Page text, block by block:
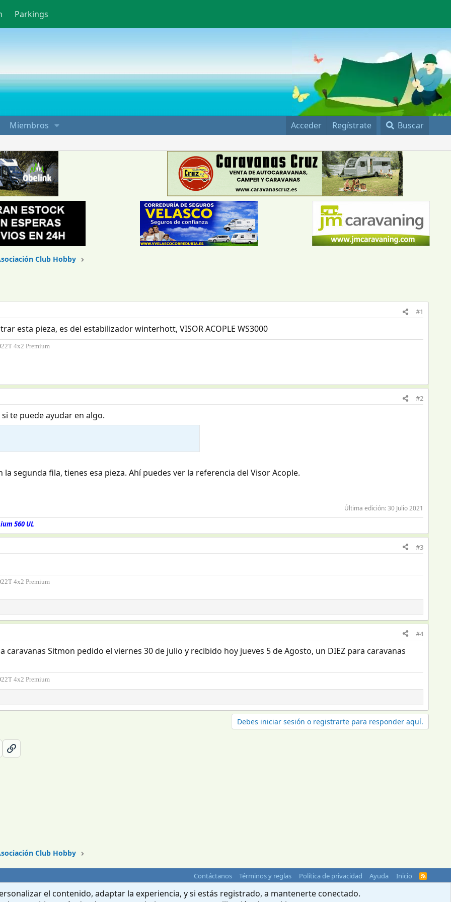
Parkings
Miembros Acceder Regístrate Buscar
Club Hobby
#1
esta pieza, es del estabilizador winterhott, VISOR ACOPLE WS3000
4x2 Premium
#2
te puede ayudar en algo.
segunda fila, tienes esa pieza. Ahí puedes ver la referencia del Visor Acople.
Última edición:30 Julio 2021
560 UL
#3
4x2 Premium
#4
caravanas Sitmon pedido el viernes 30 de julio y recibido hoy jueves 5 de Agosto, un DIEZ para caravanas
4x2 Premium
Debes iniciar sesión o registrarte para responder aquí.
Club Hobby
Contáctanos Términos y reglas Política de privacidad Ayuda Inicio
R
S
el contenido, adaptar la experiencia, y si estás registrado, a mantenerte conectado.